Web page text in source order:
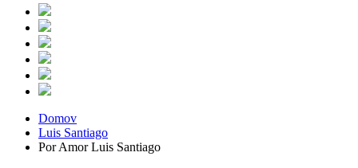
Domov
Luis Santiago
Por Amor Luis Santiago